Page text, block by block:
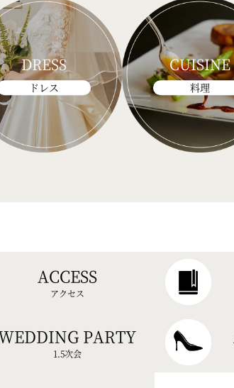
DRESS
ドレス
CUISINE
料理
ACCESS
アクセス
PARTY
1.5次会